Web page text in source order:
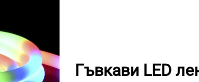
Гъвкави LED